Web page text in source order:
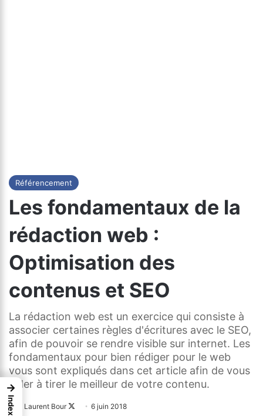
Référencement
Les fondamentaux de la
rédaction web :
Optimisation des
contenus et SEO
La rédaction web est un exercice qui consiste à
associer certaines règles d'écritures avec le SEO,
afin de pouvoir se rendre visible sur internet. Les
fondamentaux pour bien rédiger pour le web
vous sont expliqués dans cet article afin de vous
aider à tirer le meilleur de votre contenu.
Laurent Bour
Follow6 juin 2018
→
Index